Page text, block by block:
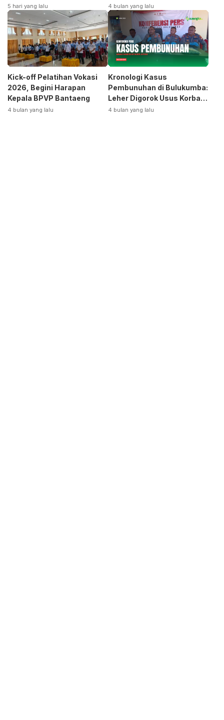
Terpecah
5 hari yang lalu
Siap Bangkitkan Jurusan
Otomotif
4 bulan yang lalu
Kick-off Pelatihan Vokasi
2026, Begini Harapan
Kepala BPVP Bantaeng
4 bulan yang lalu
Kronologi Kasus
Pembunuhan di Bulukumba:
Leher Digorok Usus Korban
Dikeluarkan
4 bulan yang lalu